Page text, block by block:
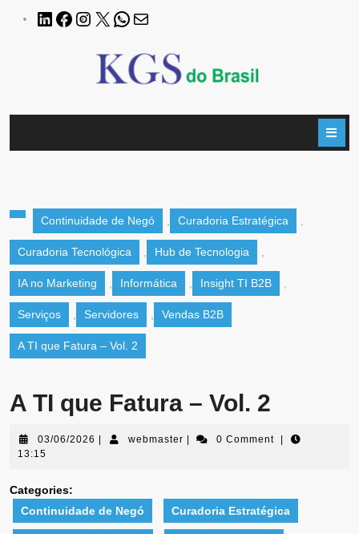
Continuidade de Negó Curadoria Estratégica
Curadoria Tecnológica Hub de Tecnologia
IA no Marketing Informática Insight TI B2B
Serviços Servidores Vendas B2B
A TI que Fatura – Vol. 2
A TI que Fatura – Vol. 2
03/06/2026 webmaster 0 Comment
13:15
Categories:
Continuidade de Negó
Curadoria Estratégica